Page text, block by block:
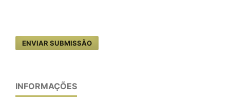
ENVIAR SUBMISSÃO
INFORMAÇÕES